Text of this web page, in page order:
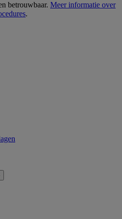
betrouwbaar. Meer informatie over
.